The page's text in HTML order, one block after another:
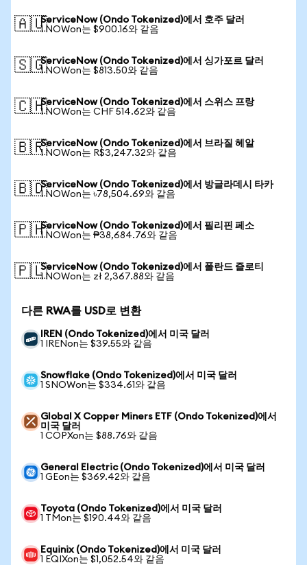
🇦🇺ServiceNow (Ondo Tokenized)에서 호주 달러
1 NOWon는 $900.16와 같음
🇸🇬ServiceNow (Ondo Tokenized)에서 싱가포르 달러
1 NOWon는 $813.50와 같음
🇨🇭ServiceNow (Ondo Tokenized)에서 스위스 프랑
1 NOWon는 CHF 514.62와 같음
🇧🇷ServiceNow (Ondo Tokenized)에서 브라질 헤알
1 NOWon는 R$3,247.32와 같음
🇧🇩ServiceNow (Ondo Tokenized)에서 방글라데시 타카
1 NOWon는 ৳78,504.69와 같음
🇵🇭ServiceNow (Ondo Tokenized)에서 필리핀 페소
1 NOWon는 ₱38,684.76와 같음
🇵🇱ServiceNow (Ondo Tokenized)에서 폴란드 즐로티
1 NOWon는 zł 2,367.88와 같음
다른 RWA를 USD로 변환
IREN (Ondo Tokenized)에서 미국 달러
1 IRENon는 $39.55와 같음
Snowflake (Ondo Tokenized)에서 미국 달러
1 SNOWon는 $334.61와 같음
Global X Copper Miners ETF (Ondo Tokenized)에서
미국 달러
1 COPXon는 $88.76와 같음
General Electric (Ondo Tokenized)에서 미국 달러
1 GEon는 $369.42와 같음
Toyota (Ondo Tokenized)에서 미국 달러
1 TMon는 $190.44와 같음
Equinix (Ondo Tokenized)에서 미국 달러
1 EQIXon는 $1,052.54와 같음